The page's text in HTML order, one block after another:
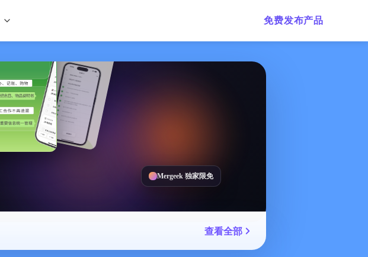
免费发布产品
Mergeek 独家限免
查看全部